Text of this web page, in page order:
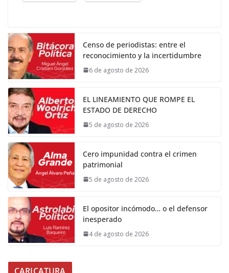
Censo de periodistas: entre el
reconocimiento y la incertidumbre
6 de agosto de 2026
EL LINEAMIENTO QUE ROMPE EL
ESTADO DE DERECHO
5 de agosto de 2026
Cero impunidad contra el crimen
patrimonial
5 de agosto de 2026
El opositor incómodo… o el defensor
inesperado
4 de agosto de 2026